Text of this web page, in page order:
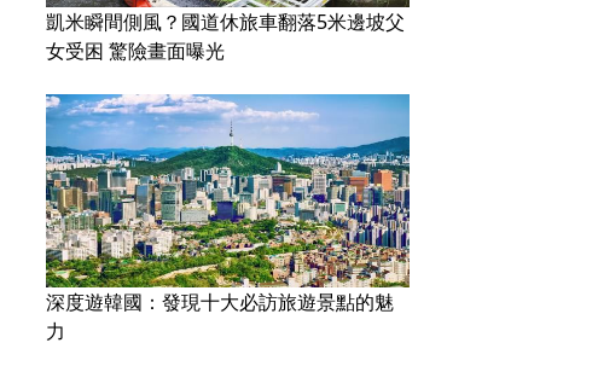
凱米瞬間側風？國道休旅車翻落5米邊坡父
女受困 驚險畫面曝光
深度遊韓國：發現十大必訪旅遊景點的魅
力